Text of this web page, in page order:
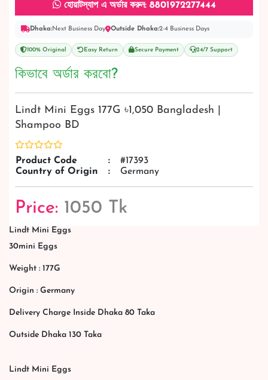
হোয়াটস্যাপ এ অর্ডার করুন: 8801972277444
Dhaka:Next Business Day Outside Dhaka:2-4 Business Days
100% Original Easy Return Secure Payment 24/7 Support
কিভাবে অর্ডার করবো?
Lindt Mini Eggs 177G ৳1,050 Bangladesh |
Shampoo BD
Product Code :
#17393
Country of Origin
: Germany
Price: 1050 Tk
Lindt Mini Eggs
30mini Eggs
Weight : 177G
Origin : Germany
Delivery Charge Inside Dhaka 80 Taka
Outside Dhaka 130 Taka
Lindt Mini Eggs